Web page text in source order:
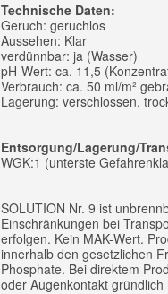
Technische Daten:
Geruch: geruchlos
Aussehen: Klar
verdünnbar: ja (Wasser)
pH-Wert: ca. 11,5
Verbrauch: ca. 50 ml/m²
Lagerung: verschlossen,
Entsorgung/Lagerung/
WGK:1 (unterste
SOLUTION Nr. 9 ist
Einschränkungen bei
erfolgen. Kein MAK-Wert.
innerhalb den gesetzlichen
Phosphate. Bei direktem
oder Augenkontakt